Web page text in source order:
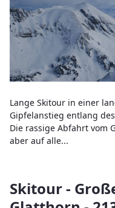
Lange Skitour in einer
Gipfelanstieg entlang
Die rassige Abfahrt vom
aber auf alle...
Skitour -